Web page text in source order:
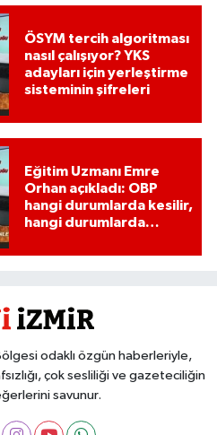
ÖSYM tercih algoritması
nasıl çalışıyor? YKS
adayları için yerleştirme
sisteminin şifreleri
Eğitim Uzmanı Emre
Orhan açıkladı: OBP
hangi durumlarda kesilir,
hangi durumlarda
odaklı özgün haberleriyle,
çok sesliliği ve gazeteciliğin
savunur.